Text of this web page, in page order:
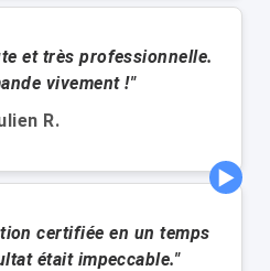
et très professionnelle.
vivement !"
R.
certifiée en un temps
était impeccable."
▶